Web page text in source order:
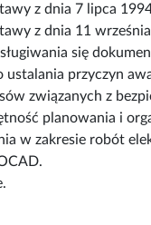
z dnia 7 lipca
z dnia 11
się
ustalania przyczyn
związanych z
planowania i
w zakresie robót